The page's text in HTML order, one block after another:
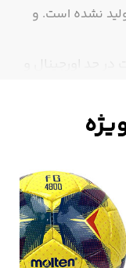
نشده است. و
در حد اورجینال و